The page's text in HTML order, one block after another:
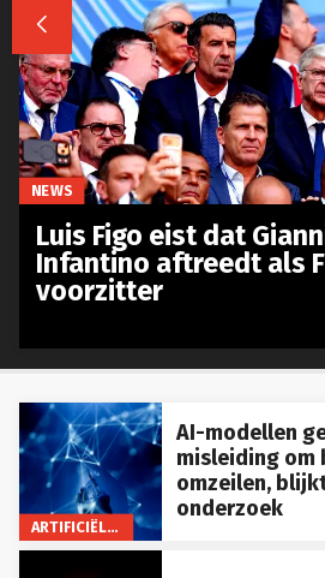
ARTIFICIËLE INTELLIGENTIE
AI-modellen
misleiding om
omzeilen,
onderzoek

NEWS
Luis Figo eist dat
Infantino aftreedt als
voorzitter